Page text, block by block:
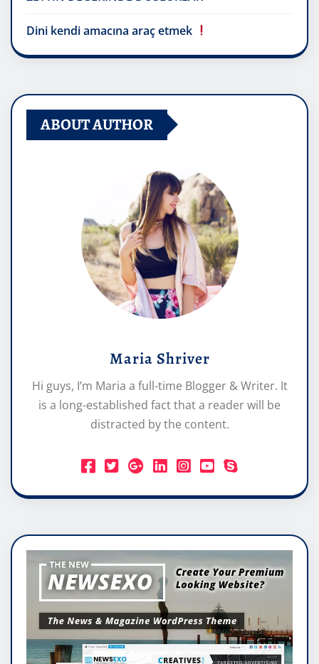
Dini kendi amacına araç etmek
ABOUT AUTHOR
Maria Shriver
Hi guys, I’m Maria a full-time Blogger & Writer. It
is a long-established fact that a reader will be
distracted by the content.